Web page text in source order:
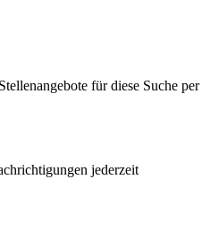
für diese Suche per
jederzeit